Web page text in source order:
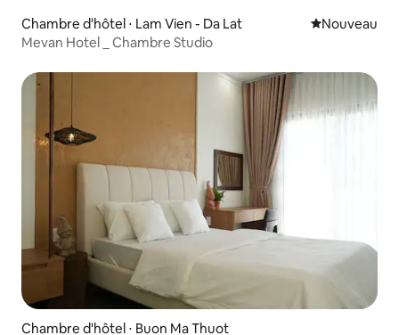
Chambre d'hôtel ⋅ Lam Vien - Da Lat Nouvel
Nouveau
Mevan Hotel _ Chambre Studio
Chambre d'hôtel ⋅ Buon Ma Thuot